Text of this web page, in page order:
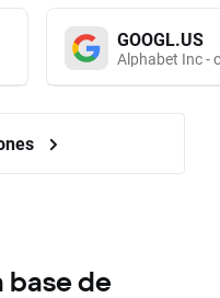
GOOGL.US
Alphabet Inc -
base de